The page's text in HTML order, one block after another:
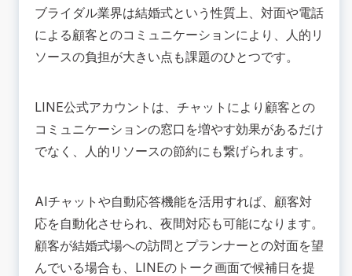
ブライダル業界は結婚式という性質上、対面や電話
による顧客とのコミュニケーションにより、人的リ
ソースの負担が大きい点も課題のひとつです。
LINE公式アカウントは、チャットにより顧客との
コミュニケーションの窓口を増やす効果があるだけ
でなく、人的リソースの節約にも繋げられます。
AIチャットや自動応答機能を活用すれば、顧客対
応を自動化させられ、夜間対応も可能になります。
顧客が結婚式場への訪問とプランナーとの対面を望
んでいる場合も、LINEのトーク画面で候補日を提